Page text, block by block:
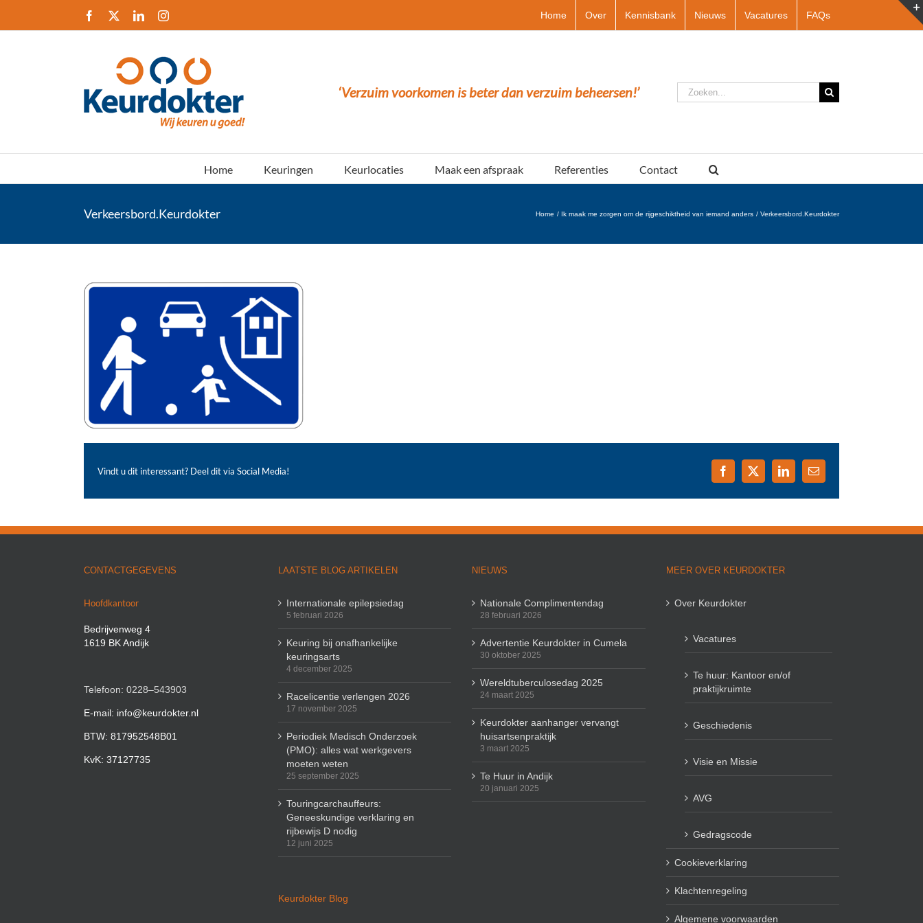
inhoud
Facebook LinkedInInstagram Home Over Kennisbank Nieuws Vacatures FAQs
‘Verzuim voorkomen is beter dan verzuim beheersen!’
Zoeken
naar:
Home Keuringen Keurlocaties Maak een afspraak Referenties Contact
Verkeersbord.Keurdokter Home Ik maak me zorgen om de rijgeschiktheid van iemand anders Verkeersbord.Keurdokter
Vindt u dit interessant? Deel dit via Social Media! Facebook
X LinkedIn
E-
mail
CONTACTGEGEVENS
Hoofdkantoor
Bedrijvenweg 4
1619 BK Andijk
Telefoon: 0228–543903
E-mail: info@keurdokter.nl
BTW: 817952548B01
KvK: 37127735
LAATSTE BLOG ARTIKELEN
Internationale epilepsiedag
5 februari 2026
Keuring bij onafhankelijke
keuringsarts
4 december 2025
Racelicentie verlengen 2026
17 november 2025
Periodiek Medisch Onderzoek
(PMO): alles wat werkgevers
moeten weten
25 september 2025
Touringcarchauffeurs:
Geneeskundige verklaring en
rijbewijs D nodig
12 juni 2025
Keurdokter Blog
NIEUWS
Nationale Complimentendag
28 februari 2026
Advertentie Keurdokter in Cumela
30 oktober 2025
Wereldtuberculosedag 2025
24 maart 2025
Keurdokter aanhanger vervangt
huisartsenpraktijk
3 maart 2025
Te Huur in Andijk
20 januari 2025
MEER OVER KEURDOKTER
Over Keurdokter
Vacatures
Te huur: Kantoor en/of
praktijkruimte
Geschiedenis
Visie en Missie
AVG
Gedragscode
Cookieverklaring
Klachtenregeling
Algemene voorwaarden